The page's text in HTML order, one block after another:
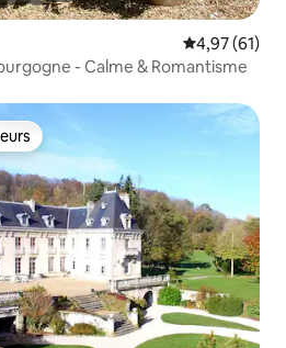
Évaluation
4,97 (61)
- Calme & Romantisme
les plus appréciés